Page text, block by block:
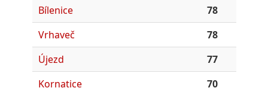
Bílenice
78
Vrhaveč
78
Újezd
77
Kornatice
70